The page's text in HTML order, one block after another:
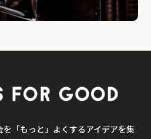
を「もっと」よくするアイデアを集